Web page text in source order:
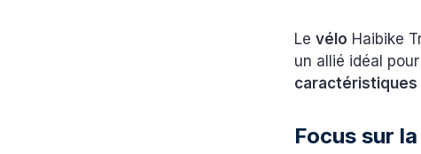
Levélo Haibike
un allié idéal
caractéristiques
Focus sur